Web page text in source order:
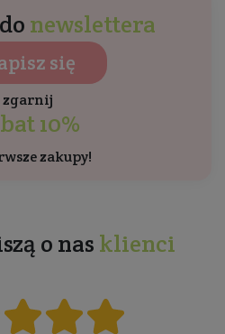
newslettera
się
zgarnij
10%
zakupy!
o nas klienci